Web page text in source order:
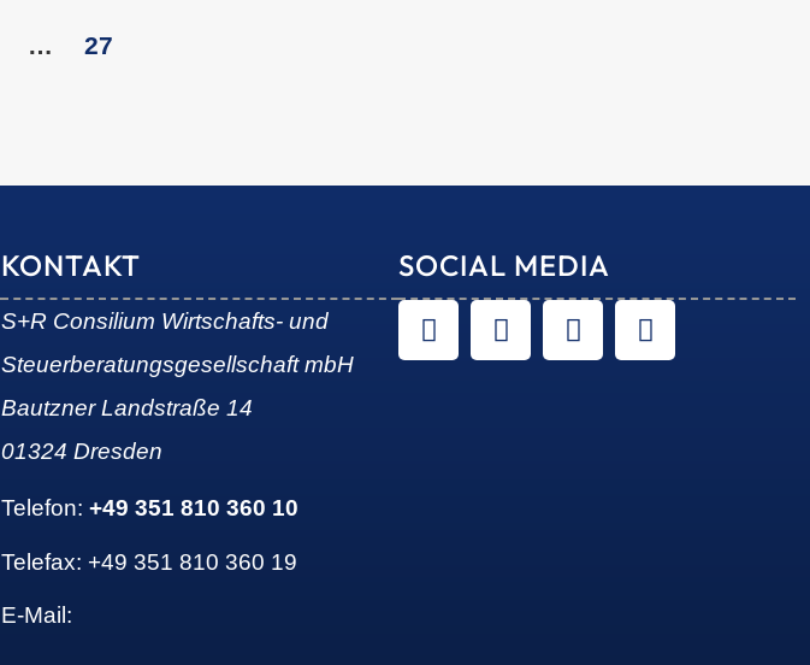
… 27
KONTAKT
S+R Consilium Wirtschafts- und
Steuerberatungsgesellschaft mbH
Bautzner Landstraße 14
01324 Dresden
Telefon: +49 351 810 360 10
Telefax: +49 351 810 360 19
E-Mail:
SOCIAL MEDIA